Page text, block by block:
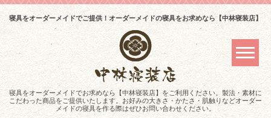
寝具をオーダーメイドでご提供！オーダーメイドの寝具をお求めなら【中林寝装店】
寝具をオーダーメイドでお求めなら【中林寝装店】をご利用ください。製法・素材に
こだわった商品をご提供いたします。お好みの大きさ・かたさ・肌触りなどオーダー
メイドの寝具を作る際はぜひお問い合わせください。